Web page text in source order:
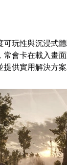
可玩性與沉浸式
常會卡在載入畫
供實用解決方案